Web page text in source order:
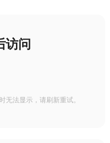
访问
无法显示，请刷新重试。